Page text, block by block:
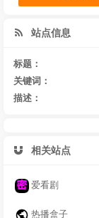
站点信息
标题：
关键词：
描述：
相关站点
爱看剧
热播盒子